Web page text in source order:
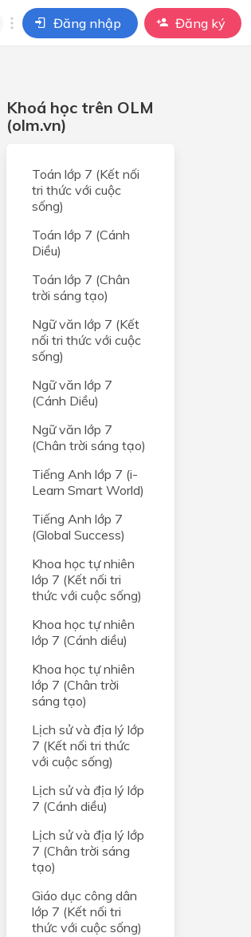
Đăng nhập Đăng ký
Khoá học trên OLM
(olm.vn)
Toán lớp 7 (Kết nối
tri thức với cuộc
sống)
Toán lớp 7 (Cánh
Diều)
Toán lớp 7 (Chân
trời sáng tạo)
Ngữ văn lớp 7 (Kết
nối tri thức với cuộc
sống)
Ngữ văn lớp 7
(Cánh Diều)
Ngữ văn lớp 7
(Chân trời sáng tạo)
Tiếng Anh lớp 7 (i-
Learn Smart World)
Tiếng Anh lớp 7
(Global Success)
Khoa học tự nhiên
lớp 7 (Kết nối tri
thức với cuộc sống)
Khoa học tự nhiên
lớp 7 (Cánh diều)
Khoa học tự nhiên
lớp 7 (Chân trời
sáng tạo)
Lịch sử và địa lý lớp
7 (Kết nối tri thức
với cuộc sống)
Lịch sử và địa lý lớp
7 (Cánh diều)
Lịch sử và địa lý lớp
7 (Chân trời sáng
tạo)
Giáo dục công dân
lớp 7 (Kết nối tri
thức với cuộc sống)